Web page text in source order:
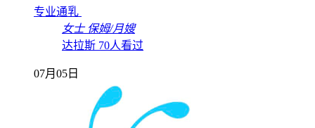
专业通乳
女士 保姆/月嫂
达拉斯 70人看过
07月05日